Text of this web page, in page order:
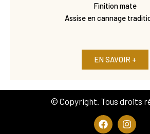
Finition mate
Assise en cannage
EN SAVOIR +
© Copyright. Tous droits